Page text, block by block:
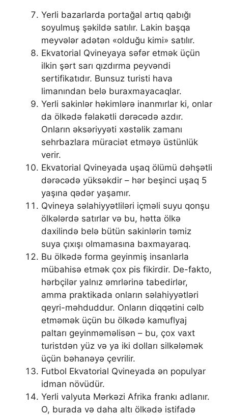
Yerli bazarlarda portağal artıq qabığı
soyulmuş şəkildə satılır. Lakin başqa
meyvələr adətən «olduğu kimi» satılır.
Ekvatorial Qvineyaya səfər etmək üçün
ilkin şərt sarı qızdırma peyvəndi
sertifikatıdır. Bunsuz turisti hava
limanından belə buraxmayacaqlar.
Yerli sakinlər həkimlərə inanmırlar ki, onlar
da ölkədə fəlakətli dərəcədə azdır.
Onların əksəriyyəti xəstəlik zamanı
sehrbazlara müraciət etməyə üstünlük
verir.
Ekvatorial Qvineyada uşaq ölümü dəhşətli
dərəcədə yüksəkdir – hər beşinci uşaq 5
yaşına qədər yaşamır.
Qvineya səlahiyyətliləri içməli suyu qonşu
ölkələrdə satırlar və bu, hətta ölkə
daxilində belə bütün sakinlərin təmiz
suya çıxışı olmamasına baxmayaraq.
Bu ölkədə forma geyinmiş insanlarla
mübahisə etmək çox pis fikirdir. De-fakto,
hərbçilər yalnız əmrlərinə tabedirlər,
amma praktikada onların səlahiyyətləri
qeyri-məhduddur. Onların diqqətini cəlb
etməmək üçün bu ölkədə kamuflyaj
paltarı geyinməməlisən – bu, çox vaxt
turistdən yüz və ya iki dolları silkələmək
üçün bəhanəyə çevrilir.
Futbol Ekvatorial Qvineyada ən populyar
idman növüdür.
Yerli valyuta Mərkəzi Afrika frankı adlanır.
O, burada və daha altı ölkədə istifadə